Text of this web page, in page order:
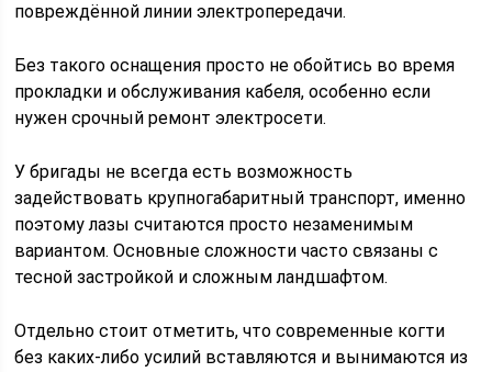
повреждённой линии электропередачи.
Без такого оснащения просто не обойтись во время
прокладки и обслуживания кабеля, особенно если
нужен срочный ремонт электросети.
У бригады не всегда есть возможность
задействовать крупногабаритный транспорт, именно
поэтому лазы считаются просто незаменимым
вариантом. Основные сложности часто связаны с
тесной застройкой и сложным ландшафтом.
Отдельно стоит отметить, что современные когти
без каких-либо усилий вставляются и вынимаются из